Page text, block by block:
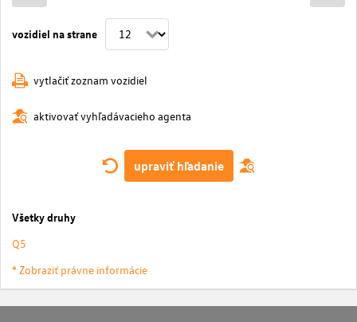
vozidiel na strane
vytlačiť zoznam vozidiel
aktivovať vyhľadávacieho agenta
upraviť hľadanie
Všetky druhy
Q5
* Zobraziť právne informácie